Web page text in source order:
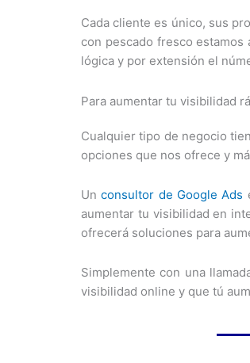
Cada cliente es único, sus
con pescado fresco
lógica y por extensión el
Para aumentar tu visibilidad
Cualquier tipo de negocio
opciones que nos ofrece y
Unconsultor de Google Ads
aumentar tu visibilidad en
ofrecerá soluciones para
Simplemente con una
visibilidad online y que tú